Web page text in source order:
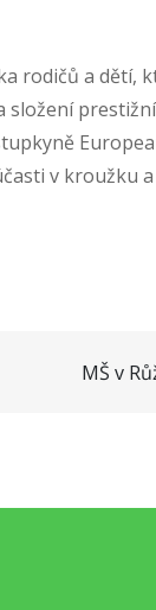
rodičů a dětí,
v kroužku
MŠ v